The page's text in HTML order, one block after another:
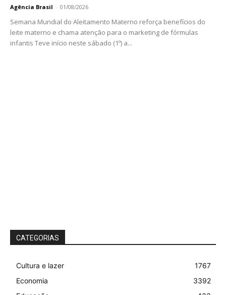
Agência Brasil - 01/08/2026
Semana Mundial do Aleitamento Materno reforça benefícios do
leite materno e chama atenção para o marketing de fórmulas
infantis Teve início neste sábado (1º) a...
CATEGORIAS
Cultura e lazer
1767
Economia
3392